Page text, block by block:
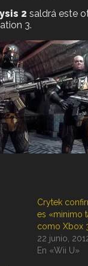
2 saldrá este
3.
Crytek
es «minimo
como Xbox
22 junio,
En «Wii U»